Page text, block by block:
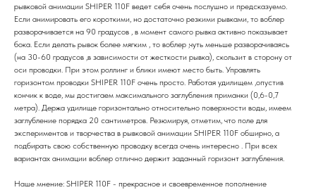
рывковой анимации SHIPER 110F ведет себя очень послушно и предсказуемо.
Если анимировать его короткими, но достаточно резкими рывками, то воблер
разворачивается на 90 градусов , в момент самого рывка активно показывает
бока. Если делать рывок более мягким , то воблер ,чуть меньше разворачиваясь
(на 30-60 градусов ,в зависимости от жесткости рывка), скользит в сторону от
оси проводки. При этом роллинг и блики имеют место быть. Управлять
горизонтом проводки SHIPER 110F очень просто. Работая удилищем ,опустив
кончик к воде, мы достигаем максимального заглубления приманки (0,6-0,7
метра). Держа удилище горизонтально относительно поверхности воды, имеем
заглубление порядка 20 сантиметров. Резюмируя, отметим, что поле для
экспериментов и творчества в рывковой анимации SHIPER 110F обширно, а
подбирать свою собственную проводку всегда очень интересно . При всех
вариантах анимации воблер отлично держит заданный горизонт заглубления.
Наше мнение: SHIPER 110F - прекрасное и своевременное пополнение